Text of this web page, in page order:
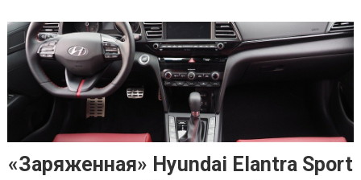
«Заряженная» Hyundai Elantra Sport